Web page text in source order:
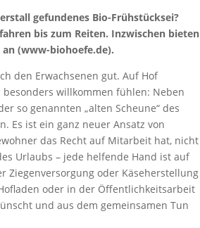
gefundenes Bio-Frühstücksei?
bis zum Reiten. Inzwischen bieten
(www-biohoefe.de).
den Erwachsenen gut. Auf Hof
willkommen fühlen: Neben
so genannten „alten Scheune“ des
Es ist ein ganz neuer Ansatz von
das Recht auf Mitarbeit hat, nicht
Urlaubs – jede helfende Hand ist auf
Ziegenversorgung oder Käseherstellung
oder in der Öffentlichkeitsarbeit
und aus dem gemeinsamen Tun